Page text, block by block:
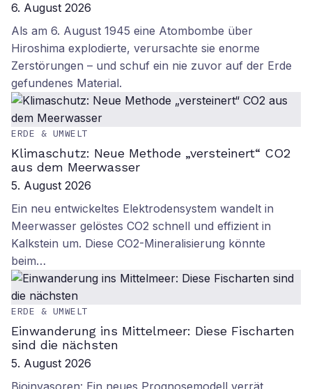
6. August 2026
Als am 6. August 1945 eine Atombombe über
Hiroshima explodierte, verursachte sie enorme
Zerstörungen – und schuf ein nie zuvor auf der Erde
gefundenes Material.
ERDE & UMWELT
Klimaschutz: Neue Methode „versteinert“ CO2
aus dem Meerwasser
5. August 2026
Ein neu entwickeltes Elektrodensystem wandelt in
Meerwasser gelöstes CO2 schnell und effizient in
Kalkstein um. Diese CO2-Mineralisierung könnte
beim…
ERDE & UMWELT
Einwanderung ins Mittelmeer: Diese Fischarten
sind die nächsten
5. August 2026
Bioinvasoren: Ein neues Prognosemodell verrät,